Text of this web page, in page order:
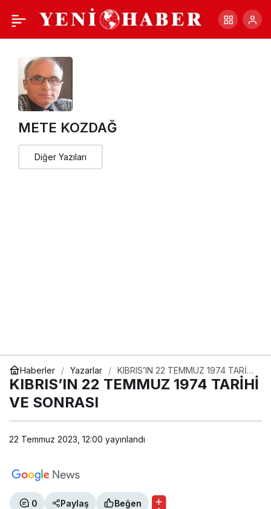
METE KOZDAĞ
Diğer Yazıları
Haberler Yazarlar
KIBRIS’IN 22 TEMMUZ 1974 TARİHİ
VE SONRASI
KIBRIS’IN 22 TEMMUZ 1974 TARİHİ
VE SONRASI
22 Temmuz 2023, 12:00 yayınlandı
0 Paylaş Beğen
KIBRIS\ + - Paylaş